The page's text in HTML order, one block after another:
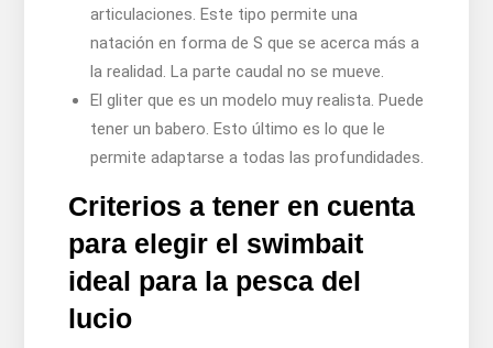
articulaciones. Este tipo permite una
natación en forma de S que se acerca más a
la realidad. La parte caudal no se mueve.
El gliter que es un modelo muy realista. Puede
tener un babero. Esto último es lo que le
permite adaptarse a todas las profundidades.
Criterios a tener en cuenta
para elegir el swimbait
ideal para la pesca del
lucio